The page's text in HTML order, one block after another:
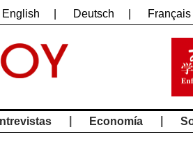
English Deutsch Français
Economía